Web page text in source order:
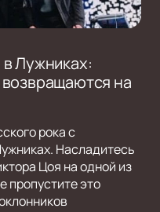
Лужниках:
на
рока с
Насладитесь
Цоя на одной из
пропустите это